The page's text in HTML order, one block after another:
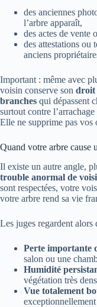
des anciennes
l’arbre apparaît,
des actes de vente
des attestations ou
anciens
Important : même avec
voisin conserve son droit
branches qui dépassent
surtout contre
Elle ne supprime pas vos
Quand votre arbre cause
Il existe un autre angle,
trouble anormal de
sont respectées, votre
votre arbre rend sa vie
Les juges regardent alors
Perte importante
salon ou une
Humidité
végétation très
Vue totalement
exceptionnellement